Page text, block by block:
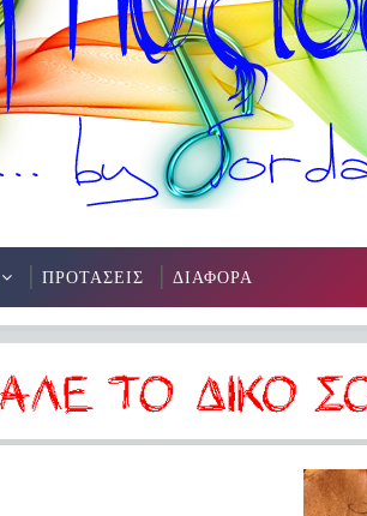
ΠΡΟΤΑΣΕΙΣ ΔΙΑΦΟΡΑ